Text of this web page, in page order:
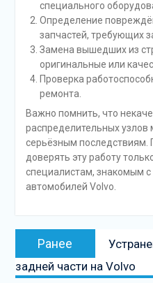
специального
Определение
запчастей, требующих
Замена вышедших из
оригинальные или
Проверка
ремонта.
Важно помнить, что
распределительных узлов
серьёзным последствиям.
доверять эту работу
специалистам, знакомым с
автомобилей Volvo.
Навигация
записям
Ранее
запись:
задней части на Volvo